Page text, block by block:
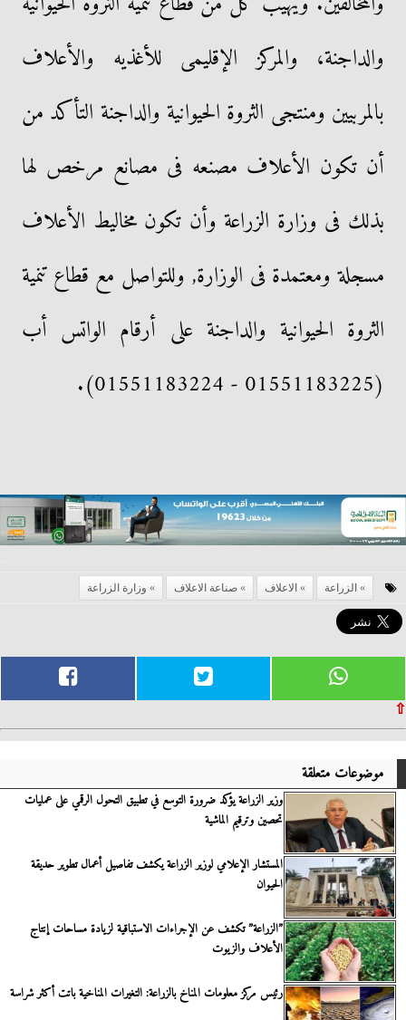
والداجنة، والمركز الإقليمى للأغذيه والأعلاف
بالمربيين ومنتجى الثروة الحيوانية والداجنة التأكد من
أن تكون الأعلاف مصنعه فى مصانع مرخص لها
بذلك فى وزارة الزراعة وأن تكون مخاليط الأعلاف
مسجلة ومعتمدة فى الوزارة, وللتواصل مع قطاع تنمية
الثروة الحيوانية والداجنة على أرقام الواتس أب
(01551183225 - 01551183224).
الزراعة الاعلاف صناعة الاعلاف وزارة الزراعة
⇧
موضوعات متعلقة
وزير الزراعة يؤكد ضرورة التوسع في تطبيق التحول الرقمي على عمليات
تحصين وترقيم الماشية
المستشار الإعلامي لوزير الزراعة يكشف تفاصيل أعمال تطوير حديقة
الحيوان
”الزراعة” تكشف عن الإجراءات الاستباقية لزيادة مساحات إنتاج
الأعلاف والزيوت
رئيس مركز معلومات المناخ بالزراعة: التغيرات المناخية باتت أكثر شراسة